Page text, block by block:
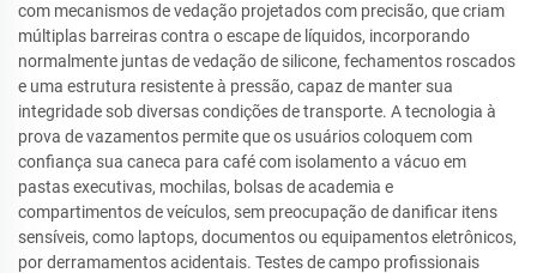
com mecanismos de vedação projetados com precisão, que criam
múltiplas barreiras contra o escape de líquidos, incorporando
normalmente juntas de vedação de silicone, fechamentos roscados
e uma estrutura resistente à pressão, capaz de manter sua
integridade sob diversas condições de transporte. A tecnologia à
prova de vazamentos permite que os usuários coloquem com
confiança sua caneca para café com isolamento a vácuo em
pastas executivas, mochilas, bolsas de academia e
compartimentos de veículos, sem preocupação de danificar itens
sensíveis, como laptops, documentos ou equipamentos eletrônicos,
por derramamentos acidentais. Testes de campo profissionais